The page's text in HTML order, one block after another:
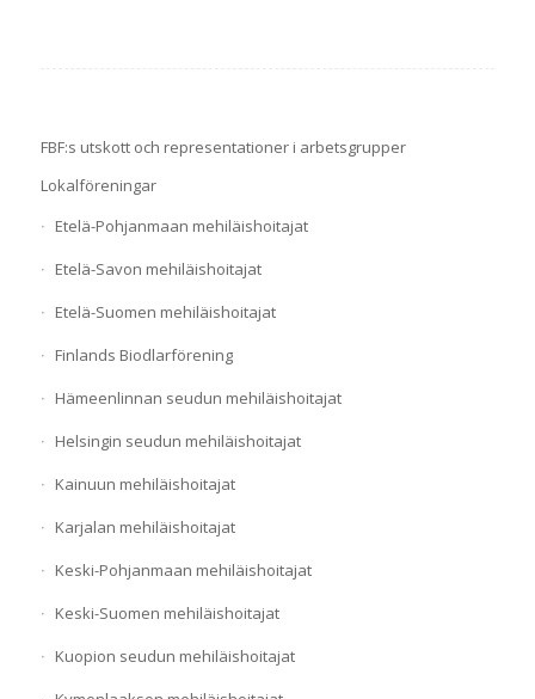
FBF:s utskott och representationer i arbetsgrupper
Lokalföreningar
Etelä-Pohjanmaan mehiläishoitajat
Etelä-Savon mehiläishoitajat
Etelä-Suomen mehiläishoitajat
Finlands Biodlarförening
Hämeenlinnan seudun mehiläishoitajat
Helsingin seudun mehiläishoitajat
Kainuun mehiläishoitajat
Karjalan mehiläishoitajat
Keski-Pohjanmaan mehiläishoitajat
Keski-Suomen mehiläishoitajat
Kuopion seudun mehiläishoitajat